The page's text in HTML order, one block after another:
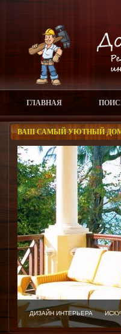
ГЛАВНАЯ
ВАШ САМЫЙ УЮТНЫЙ
ДИЗАЙН ИНТЕРЬЕРА